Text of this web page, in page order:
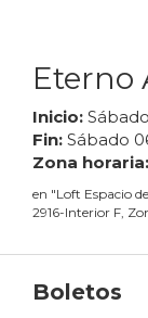
Eterno
Inicio: Sábado
Fin: Sábado
Zona horaria:
en "Loft Espacio
2916-Interior F,
Boletos